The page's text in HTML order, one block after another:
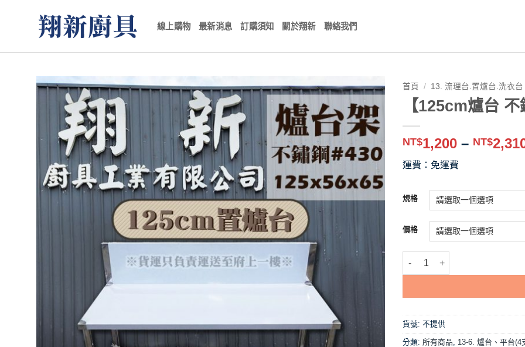
線上購物 最新消息 訂購須知 關於翔新 聯絡我們
首頁 / 13. 流理台.置爐台.洗衣台
【125cm爐台
NT$1,200 – NT$
運費：免運費
規格
價格
【125cm爐台 不鏽鋼4支腳】置
貨號: 不提供
分類: 所有商品 13-6. 爐台、平台(4